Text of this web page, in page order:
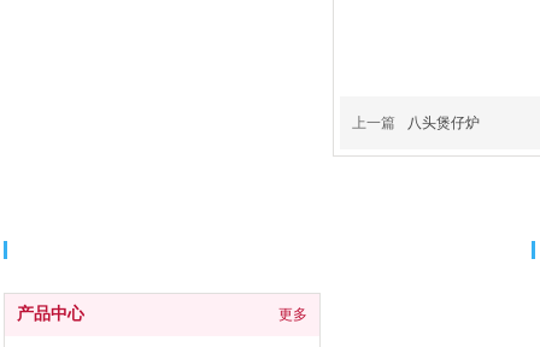
上一篇 八头煲仔炉
产品中心 更多